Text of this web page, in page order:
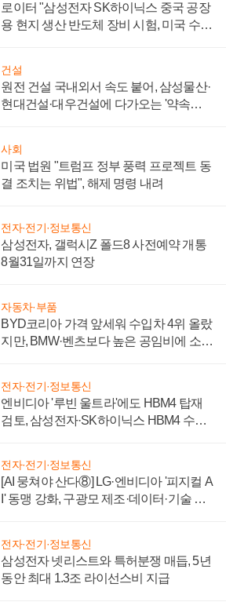
로이터 "삼성전자 SK하이닉스 중국 공장
용 현지 생산 반도체 장비 시험, 미국 수출
건설
원전 건설 국내외서 속도 붙어, 삼성물산·
현대건설·대우건설에 다가오는 '약속의
사회
미국 법원 "트럼프 정부 풍력 프로젝트 동
결 조치는 위법", 해제 명령 내려
전자·전기·정보통신
삼성전자, 갤럭시Z 폴드8 사전예약 개통
8월31일까지 연장
자동차·부품
BYD코리아 가격 앞세워 수입차 4위 올랐
지만, BMW·벤츠보다 높은 공임비에 소비
전자·전기·정보통신
엔비디아 '루빈 울트라'에도 HBM4 탑재
검토, 삼성전자·SK하이닉스 HBM4 수율
전자·전기·정보통신
[AI 뭉쳐야 산다⑧] LG·엔비디아 '피지컬 A
I' 동맹 강화, 구광모 제조·데이터·기술 결
전자·전기·정보통신
삼성전자 넷리스트와 특허분쟁 매듭, 5년
동안 최대 1.3조 라이선스비 지급